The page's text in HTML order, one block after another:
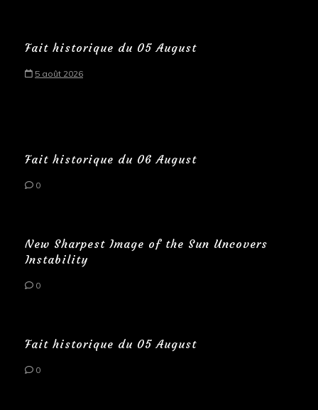
Fait historique du 05 August
5 août 2026
Fait historique du 06 August
0
New Sharpest Image of the Sun Uncovers
Instability
0
Fait historique du 05 August
0